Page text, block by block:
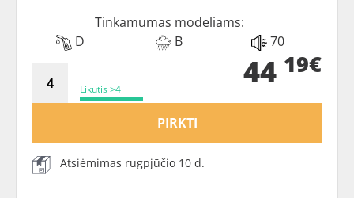
Tinkamumas modeliams:
D
B 70
Likutis >4 44 19€
PIRKTI
Atsiėmimas rugpjūčio 10 d.